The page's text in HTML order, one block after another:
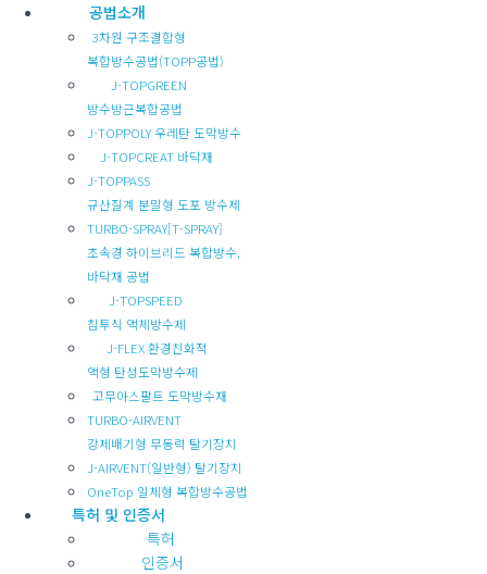
공법소개
3차원 구조결합형
복합방수공법(TOPP공법)
J-TOPGREEN
방수방근복합공법
J-TOPPOLY 우레탄 도막방수
J-TOPCREAT 바닥재
J-TOPPASS
규산질계 분말형 도포 방수제
TURBO-SPRAY[T-SPRAY]
초속경 하이브리드 복합방수,
바닥재 공법
J-TOPSPEED
침투식 액체방수제
J-FLEX 환경친화적
액형 탄성도막방수제
고무아스팔트 도막방수재
TURBO-AIRVENT
강제배기형 무동력 탈기장치
J-AIRVENT(일반형) 탈기장치
OneTop 일체형 복합방수공법
특허 및 인증서
특허
인증서